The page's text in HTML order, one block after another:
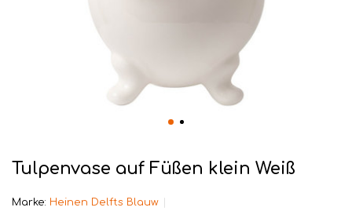
Tulpenvase auf Füßen klein Weiß
Marke: Heinen Delfts Blauw